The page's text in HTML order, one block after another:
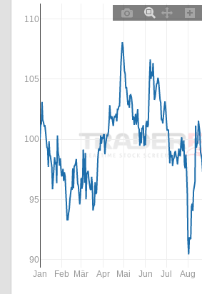
Jan Feb Mär Apr Mai Jun Jul Aug
90
95
100
105
110